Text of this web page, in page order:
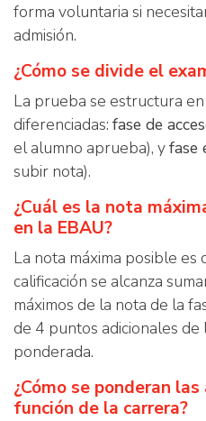
forma voluntaria si
admisión.
¿Cómo se divide el
La prueba se estructura
diferenciadas: fase de
el alumno aprueba), yfase
subir nota).
¿Cuál es la nota
en la EBAU?
La nota máxima posible es
calificación se alcanza
máximos de la nota de la
de 4 puntos adicionales
ponderada.
¿Cómo se ponderan
función de la carrera?